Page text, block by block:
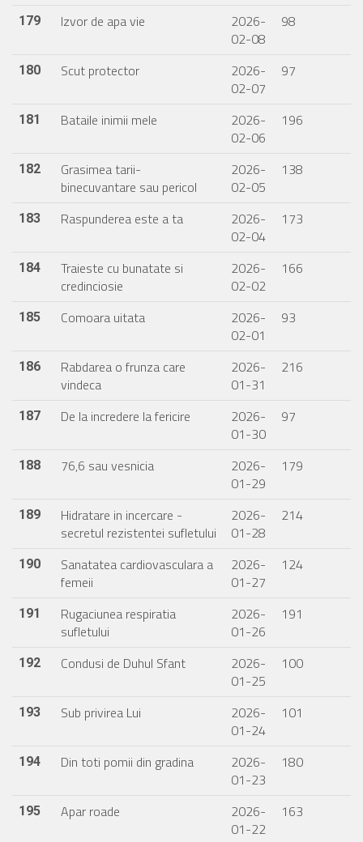
179 Izvor de apa vie
2026-
02-08
98
180 Scut protector
2026-
02-07
97
181 Bataile inimii mele
2026-
02-06
196
182
Grasimea tarii-
binecuvantare sau pericol
2026-
02-05
138
183 Raspunderea este a ta
2026-
02-04
173
184
Traieste cu bunatate si
credinciosie
2026-
02-02
166
185 Comoara uitata
2026-
02-01
93
186
Rabdarea o frunza care
vindeca
2026-
01-31
216
187 De la incredere la fericire
2026-
01-30
97
188 76,6 sau vesnicia
2026-
01-29
179
189
Hidratare in incercare -
secretul rezistentei sufletului
2026-
01-28
214
190
Sanatatea cardiovasculara a
femeii
2026-
01-27
124
191
Rugaciunea respiratia
sufletului
2026-
01-26
191
192 Condusi de Duhul Sfant
2026-
01-25
100
193 Sub privirea Lui
2026-
01-24
101
194 Din toti pomii din gradina
2026-
01-23
180
195 Apar roade
2026-
01-22
163